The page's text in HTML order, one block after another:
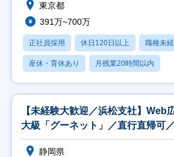
東京都
391万~700万
正社員採用 休日120日以上 職種未
産休・育休あり 月残業20時間以内
【未経験大歓迎／浜松支社】Web
大級「グーネット」／直行直帰可
静岡県